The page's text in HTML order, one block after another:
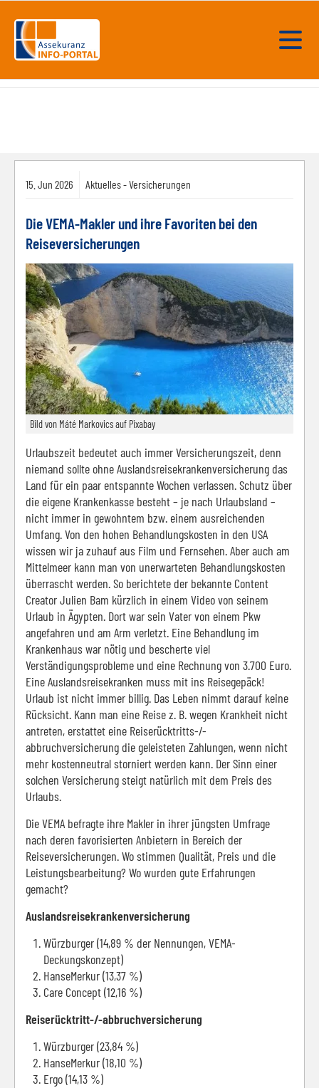
15. Jun 2026 Aktuelles - Versicherungen
Die VEMA-Makler und ihre Favoriten bei den
Reiseversicherungen
Bild von Máté Markovics auf Pixabay
Urlaubszeit bedeutet auch immer Versicherungszeit, denn
niemand sollte ohne Auslandsreisekrankenversicherung das
Land für ein paar entspannte Wochen verlassen. Schutz über
die eigene Krankenkasse besteht – je nach Urlaubsland –
nicht immer in gewohntem bzw. einem ausreichenden
Umfang. Von den hohen Behandlungskosten in den USA
wissen wir ja zuhauf aus Film und Fernsehen. Aber auch am
Mittelmeer kann man von unerwarteten Behandlungskosten
überrascht werden. So berichtete der bekannte Content
Creator Julien Bam kürzlich in einem Video von seinem
Urlaub in Ägypten. Dort war sein Vater von einem Pkw
angefahren und am Arm verletzt. Eine Behandlung im
Krankenhaus war nötig und bescherte viel
Verständigungsprobleme und eine Rechnung von 3.700 Euro.
Eine Auslandsreisekranken muss mit ins Reisegepäck!
Urlaub ist nicht immer billig. Das Leben nimmt darauf keine
Rücksicht. Kann man eine Reise z. B. wegen Krankheit nicht
antreten, erstattet eine Reiserücktritts-/-
abbruchversicherung die geleisteten Zahlungen, wenn nicht
mehr kostenneutral storniert werden kann. Der Sinn einer
solchen Versicherung steigt natürlich mit dem Preis des
Urlaubs.
Die VEMA befragte ihre Makler in ihrer jüngsten Umfrage
nach deren favorisierten Anbietern in Bereich der
Reiseversicherungen. Wo stimmen Qualität, Preis und die
Leistungsbearbeitung? Wo wurden gute Erfahrungen
gemacht?
Auslandsreisekrankenversicherung
Würzburger (14,89 % der Nennungen, VEMA-
Deckungskonzept)
HanseMerkur (13,37 %)
Care Concept (12,16 %)
Reiserücktritt-/-abbruchversicherung
Würzburger (23,84 %)
HanseMerkur (18,10 %)
Ergo (14,13 %)